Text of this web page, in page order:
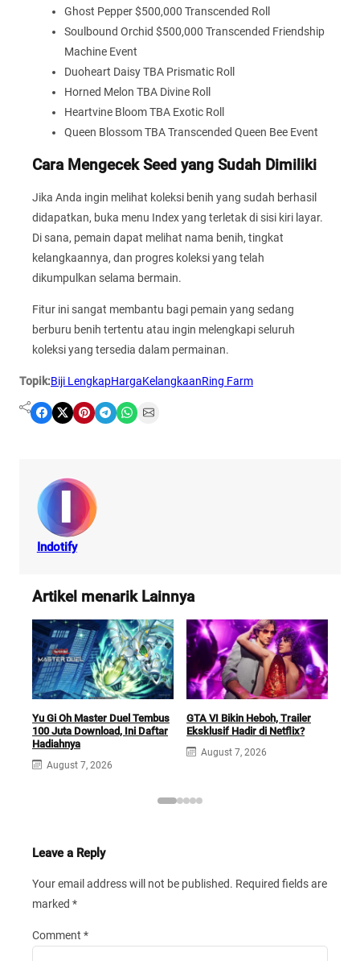
Ghost Pepper $500,000 Transcended Roll
Soulbound Orchid $500,000 Transcended Friendship
Machine Event
Duoheart Daisy TBA Prismatic Roll
Horned Melon TBA Divine Roll
Heartvine Bloom TBA Exotic Roll
Queen Blossom TBA Transcended Queen Bee Event
Cara Mengecek Seed yang Sudah Dimiliki
Jika Anda ingin melihat koleksi benih yang sudah berhasil
didapatkan, buka menu Index yang terletak di sisi kiri layar.
Di sana, pemain dapat melihat nama benih, tingkat
kelangkaannya, dan progres koleksi yang telah
dikumpulkan selama bermain.
Fitur ini sangat membantu bagi pemain yang sedang
berburu benih tertentu atau ingin melengkapi seluruh
koleksi yang tersedia dalam permainan.
Topik:Biji LengkapHargaKelangkaanRing Farm
Share on Facebook Share on X Share on Pinterest Share on Telegram Share on WhatsApp Share on Email
Indotify
Artikel menarik Lainnya
Yu Gi Oh Master Duel Tembus
100 Juta Download, Ini Daftar
Hadiahnya
August 7, 2026
GTA VI Bikin Heboh, Trailer
Eksklusif Hadir di Netflix?
August 7, 2026
Leave a Reply
Your email address will not be published. Required fields are
marked *
Comment *